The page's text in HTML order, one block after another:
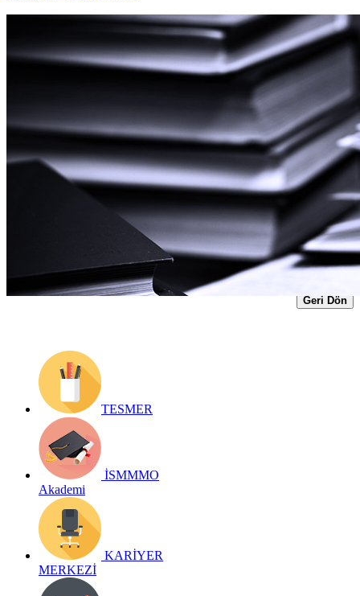
2017/4. Geçici Vergi Dönemi İçin
Uygulanacak Yabancı Para Değerleri
Yayın Tarihi: 22 Ocak 2018
https://www.ismmmo.org.tr/dosya/57/Mevzuat-
Arsivi/31122017-yabanci-para-degerleri.pdf
Geri Dön
TESMER
İSMMMO
Akademi
KARİYER
MERKEZİ